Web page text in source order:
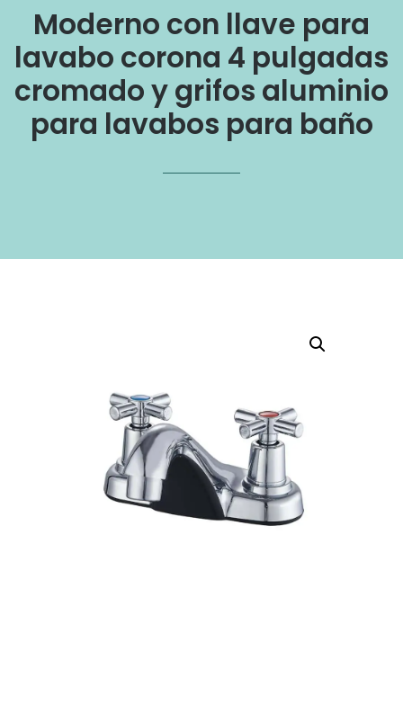
Moderno con llave para
lavabo corona 4 pulgadas
cromado y grifos aluminio
para lavabos para baño